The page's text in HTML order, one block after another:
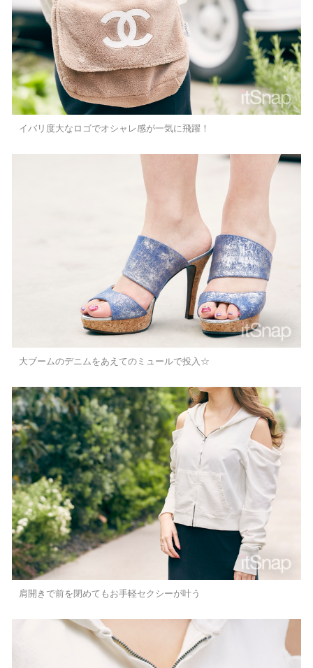
イバリ度大なロゴでオシャレ感が一気に飛躍！
大ブームのデニムをあえてのミュールで投入☆
肩開きで前を閉めてもお手軽セクシーが叶う